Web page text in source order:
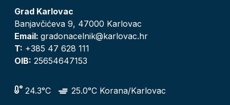
Grad Karlovac
Banjavčićeva 9, 47000 Karlovac
Email: gradonacelnik@karlovac.hr
T: +385 47 628 111
OIB: 25654647153
24.3°C
25.0°C Korana/Karlovac